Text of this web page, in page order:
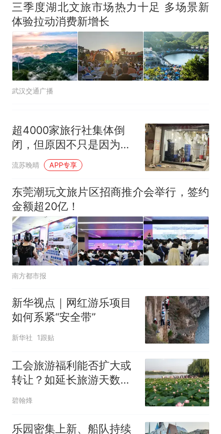
三季度湖北文旅市场热力十足 多场景新
体验拉动消费新增长
武汉交通广播
超4000家旅行社集体倒
闭，但原因不只是因为没
人旅游了
流苏晚晴 APP专享
东莞潮玩文旅片区招商推介会举行，签约
金额超20亿！
南方都市报
新华视点｜网红游乐项目
如何系紧“安全带”
新华社 1跟贴
工会旅游福利能否扩大或
转让？如延长旅游天数和
扩至国内景点，可转让或
碧翰烽
乐园密集上新、船队持续